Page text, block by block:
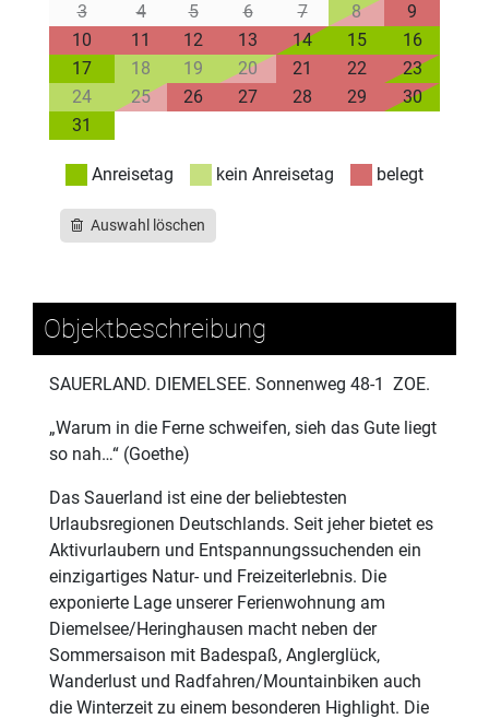
3
4 5 6 7 8
9
10
11 12 13 14 15
16
17
18 19 20 21 22
23
24
25 26 27 28 29
30
31
Anreisetag kein Anreisetag belegt
Auswahl löschen
Objektbeschreibung
SAUERLAND. DIEMELSEE. Sonnenweg 48-1 ZOE.
„Warum in die Ferne schweifen, sieh das Gute liegt
so nah…“ (Goethe)
Das Sauerland ist eine der beliebtesten
Urlaubsregionen Deutschlands. Seit jeher bietet es
Aktivurlaubern und Entspannungssuchenden ein
einzigartiges Natur- und Freizeiterlebnis. Die
exponierte Lage unserer Ferienwohnung am
Diemelsee/Heringhausen macht neben der
Sommersaison mit Badespaß, Anglerglück,
Wanderlust und Radfahren/Mountainbiken auch
die Winterzeit zu einem besonderen Highlight. Die